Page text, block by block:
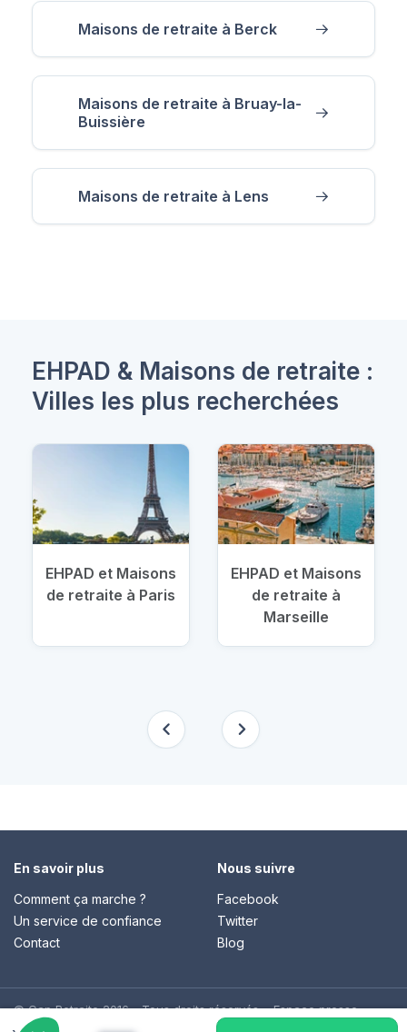
Maisons de retraite à Berck
Maisons de retraite à Bruay-la-
Buissière
Maisons de retraite à Lens
EHPAD & Maisons de retraite :
Villes les plus recherchées
EHPAD et Maisons
de retraite à Paris
EHPAD et Maisons
de retraite à
Marseille
En savoir plus
Comment ça marche ?
Un service de confiance
Contact
Nous suivre
Facebook
Twitter
Blog
© Cap Retraite 2016 - Tous droits réservés •Espace presse•
Espace emploi
Mentions légales